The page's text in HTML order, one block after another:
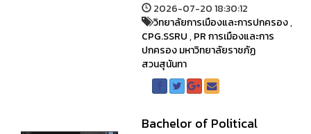
2026-07-20 18:30:12
วิทยาลัยการเมืองและการปกครอง,
CPG.SSRU,PR การเมืองและการ
ปกครอง มหาวิทยาลัยราชภัฏ
สวนสุนันทา
Bachelor of Political